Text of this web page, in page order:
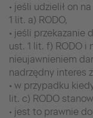
• jeśli udzielił on
1 lit. a) RODO,
• jeśli przekazanie
ust. 1 lit. f) RODO i
nieujawnieniem
nadrzędny interes
• w przypadku
lit. c) RODO
• jest to prawnie